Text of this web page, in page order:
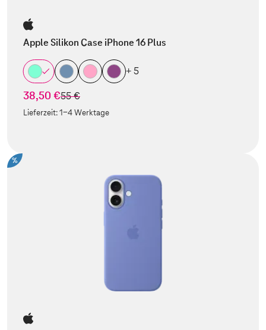
Apple Silikon Case iPhone 16 Plus
+ 5
38,50 €statt
55 €
Lieferzeit:1-4 Werktage
%